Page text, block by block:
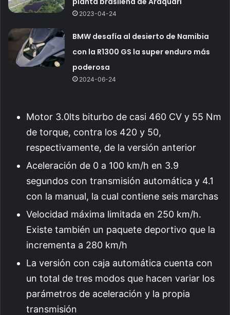
2023-04-24
BMW desafía al desierto de Namibia
con la R1300 GS la super enduro más
poderosa
2024-06-24
Motor 3.0lts biturbo de casi 460 CV y 55 Nm
de torque, contra los 420 y 50,
respectivamente, de la versión anterior
Aceleración de 0 a 100 km/h en 3.9
segundos con transmisión automática y 4.1
con la manual, la cual contiene seis marchas
Velocidad máxima limitada en 250 km/h.
Existe también un paquete deportivo que la
incrementa a 280 km/h
La versión con caja automática cuenta con
un total de tres modos que hacen variar los
parámetros de aceleración y la propia
transmisión